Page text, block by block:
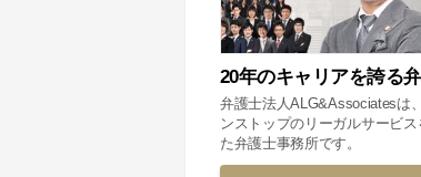
20年のキャリアを誇る
弁護士法人ALG&Associatesは
ンストップのリーガルサービ
た弁護士事務所です。